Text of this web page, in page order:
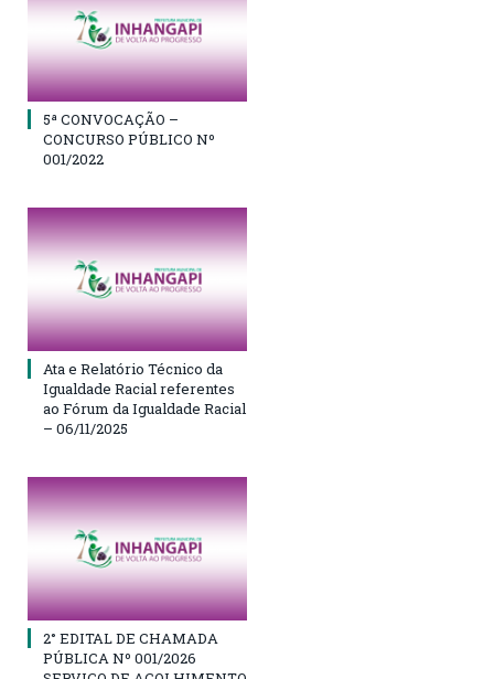
5ª CONVOCAÇÃO –
CONCURSO PÚBLICO Nº
001/2022
Ata e Relatório Técnico da
Igualdade Racial referentes
ao Fórum da Igualdade Racial
– 06/11/2025
2° EDITAL DE CHAMADA
PÚBLICA Nº 001/2026